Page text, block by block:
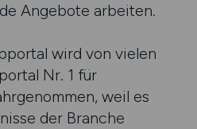
Angebote arbeiten.
wird von vielen
Nr. 1 für
weil es
der Branche